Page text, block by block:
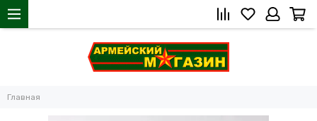
Главная